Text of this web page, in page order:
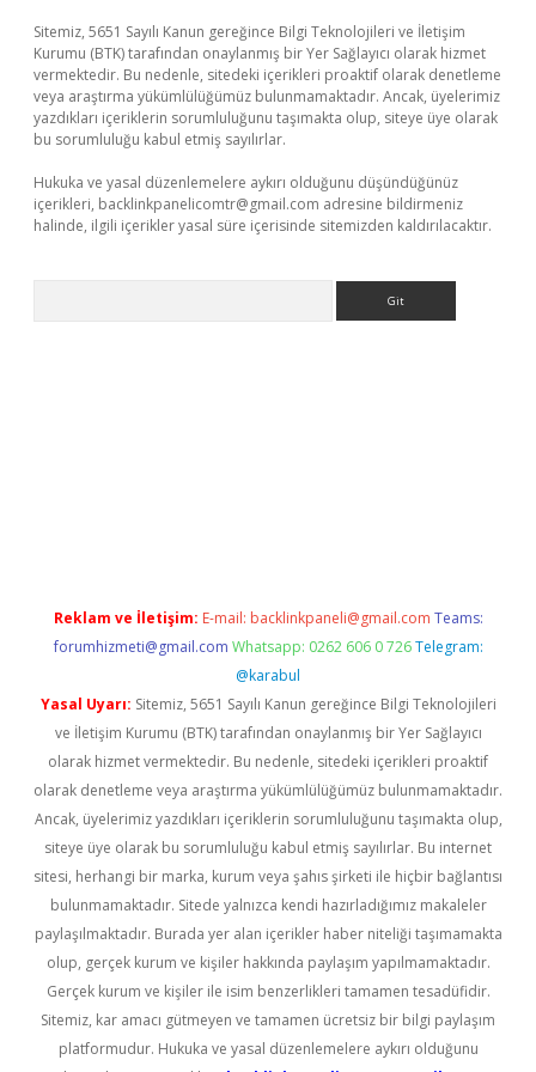
Sitemiz, 5651 Sayılı Kanun gereğince Bilgi Teknolojileri ve İletişim
Kurumu (BTK) tarafından onaylanmış bir Yer Sağlayıcı olarak hizmet
vermektedir. Bu nedenle, sitedeki içerikleri proaktif olarak denetleme
veya araştırma yükümlülüğümüz bulunmamaktadır. Ancak, üyelerimiz
yazdıkları içeriklerin sorumluluğunu taşımakta olup, siteye üye olarak
bu sorumluluğu kabul etmiş sayılırlar.
Hukuka ve yasal düzenlemelere aykırı olduğunu düşündüğünüz
içerikleri, backlinkpanelicomtr@gmail.com adresine bildirmeniz
halinde, ilgili içerikler yasal süre içerisinde sitemizden kaldırılacaktır.
Reklam ve İletişim: E-mail: backlinkpaneli@gmail.com Teams:
forumhizmeti@gmail.com Whatsapp: 0262 606 0 726 Telegram:
@karabul
Yasal Uyarı: Sitemiz, 5651 Sayılı Kanun gereğince Bilgi Teknolojileri
ve İletişim Kurumu (BTK) tarafından onaylanmış bir Yer Sağlayıcı
olarak hizmet vermektedir. Bu nedenle, sitedeki içerikleri proaktif
olarak denetleme veya araştırma yükümlülüğümüz bulunmamaktadır.
Ancak, üyelerimiz yazdıkları içeriklerin sorumluluğunu taşımakta olup,
siteye üye olarak bu sorumluluğu kabul etmiş sayılırlar. Bu internet
sitesi, herhangi bir marka, kurum veya şahıs şirketi ile hiçbir bağlantısı
bulunmamaktadır. Sitede yalnızca kendi hazırladığımız makaleler
paylaşılmaktadır. Burada yer alan içerikler haber niteliği taşımamakta
olup, gerçek kurum ve kişiler hakkında paylaşım yapılmamaktadır.
Gerçek kurum ve kişiler ile isim benzerlikleri tamamen tesadüfidir.
Sitemiz, kar amacı gütmeyen ve tamamen ücretsiz bir bilgi paylaşım
platformudur. Hukuka ve yasal düzenlemelere aykırı olduğunu